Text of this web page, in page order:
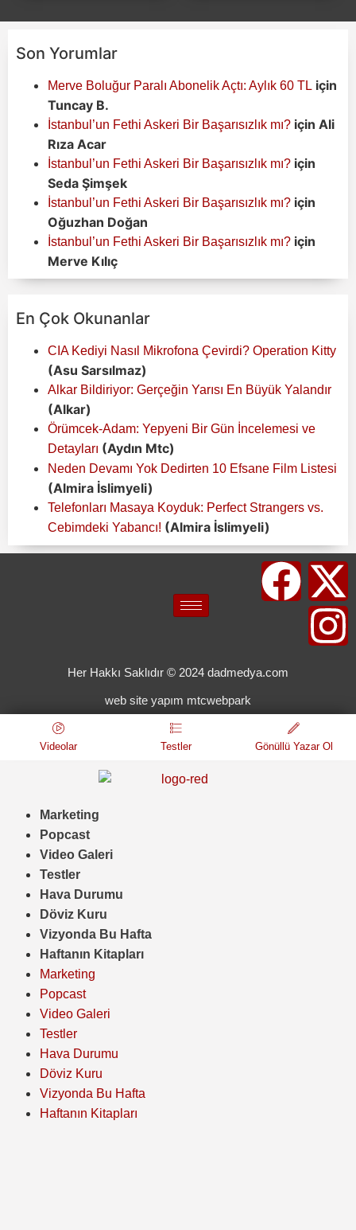
Son Yorumlar
Merve Boluğur Paralı Abonelik Açtı: Aylık 60 TL için
Tuncay B.
İstanbul’un Fethi Askeri Bir Başarısızlık mı? için Ali
Rıza Acar
İstanbul’un Fethi Askeri Bir Başarısızlık mı? için
Seda Şimşek
İstanbul’un Fethi Askeri Bir Başarısızlık mı? için
Oğuzhan Doğan
İstanbul’un Fethi Askeri Bir Başarısızlık mı? için
Merve Kılıç
En Çok Okunanlar
CIA Kediyi Nasıl Mikrofona Çevirdi? Operation Kitty
(Asu Sarsılmaz)
Alkar Bildiriyor: Gerçeğin Yarısı En Büyük Yalandır
(Alkar)
Örümcek-Adam: Yepyeni Bir Gün İncelemesi ve
Detayları (Aydın Mtc)
Neden Devamı Yok Dedirten 10 Efsane Film Listesi
(Almira İslimyeli)
Telefonları Masaya Koyduk: Perfect Strangers vs.
Cebimdeki Yabancı! (Almira İslimyeli)
Her Hakkı Saklıdır © 2024 dadmedya.com
web site yapım mtcwebpark
Videolar Testler Gönüllü Yazar Ol
Marketing
Popcast
Video Galeri
Testler
Hava Durumu
Döviz Kuru
Vizyonda Bu Hafta
Haftanın Kitapları
Marketing
Popcast
Video Galeri
Testler
Hava Durumu
Döviz Kuru
Vizyonda Bu Hafta
Haftanın Kitapları